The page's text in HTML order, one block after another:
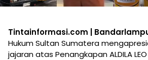
Tintainformasi.com |
Hukum Sultan Sumatera
jajaran atas Penangkapan ALDILA LEO